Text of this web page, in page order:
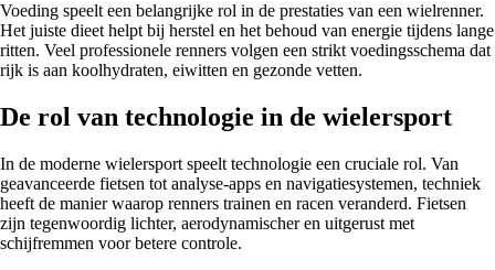
Voeding speelt een belangrijke rol in de prestaties van een wielrenner.
Het juiste dieet helpt bij herstel en het behoud van energie tijdens lange
ritten. Veel professionele renners volgen een strikt voedingsschema dat
rijk is aan koolhydraten, eiwitten en gezonde vetten.
De rol van technologie in de wielersport
In de moderne wielersport speelt technologie een cruciale rol. Van
geavanceerde fietsen tot analyse-apps en navigatiesystemen, techniek
heeft de manier waarop renners trainen en racen veranderd. Fietsen
zijn tegenwoordig lichter, aerodynamischer en uitgerust met
schijfremmen voor betere controle.